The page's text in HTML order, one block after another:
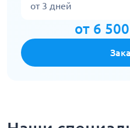
от 3 дней
от 6